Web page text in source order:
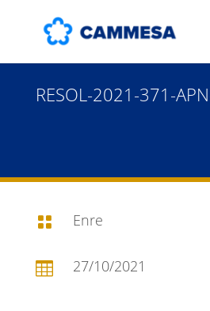
RESOL-2021-371-
 Enre
 27/10/2021